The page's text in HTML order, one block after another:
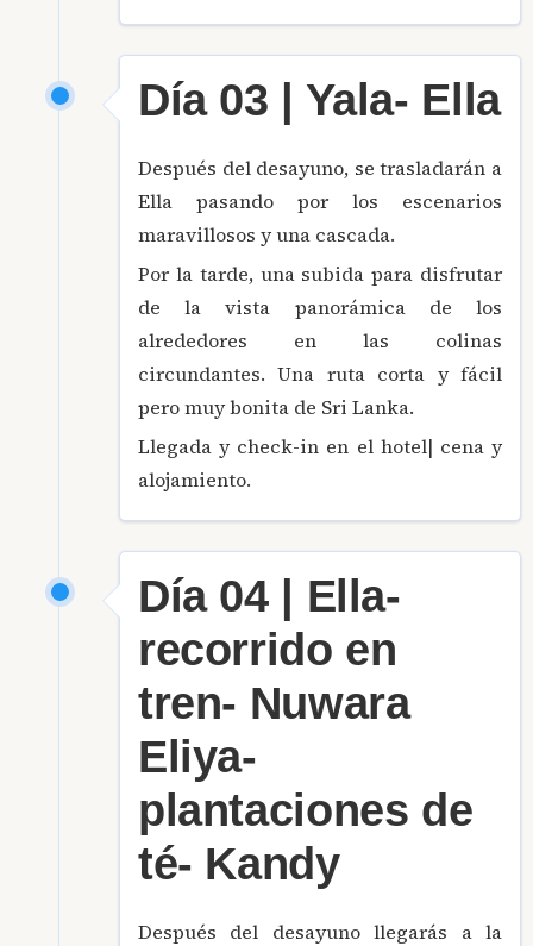
Día 03 | Yala- Ella
Después del desayuno, se trasladarán a
Ella pasando por los escenarios
maravillosos y una cascada.
Por la tarde, una subida para disfrutar
de la vista panorámica de los
alrededores en las colinas
circundantes. Una ruta corta y fácil
pero muy bonita de Sri Lanka.
Llegada y check-in en el hotel| cena y
alojamiento.
Día 04 | Ella-
recorrido en
tren- Nuwara
Eliya-
plantaciones de
té- Kandy
Después del desayuno llegarás a la